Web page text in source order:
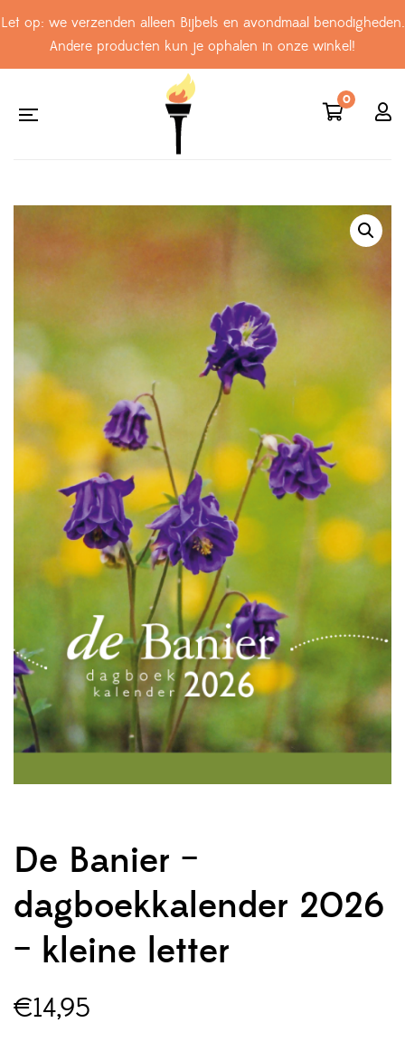
Let op: we verzenden alleen Bijbels en avondmaal benodigheden.
Andere producten kun je ophalen in onze winkel!
0
De Banier –
dagboekkalender 2026
– kleine letter
€14,95